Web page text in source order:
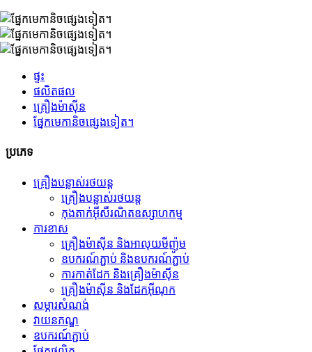
ផ្ទះ
ផលិតផល
គ្រឿងម៉ាស៊ីន
ផ្នែកមេកានិចផ្សេងទៀត។
ប្រភេទ
គ្រឿងបន្លាស់រថយន្ត
គ្រឿងបន្លាស់រថយន្ត
កុងតាក់អ៊ីសឺរណិតឧស្សាហកម្ម
ការខាស
គ្រឿងម៉ាស៊ីន និងអាលុយមីញ៉ូម
ឧបករណ៍ភ្ជាប់ និងឧបករណ៍ភ្ជាប់
ការកាត់ដែក និងគ្រឿងម៉ាស៊ីន
គ្រឿងម៉ាស៊ីន និងដែកអ៊ីណុក
សម្ភារសំណង់
វាយនភណ្ឌ
ឧបករណ៍ភ្ជាប់